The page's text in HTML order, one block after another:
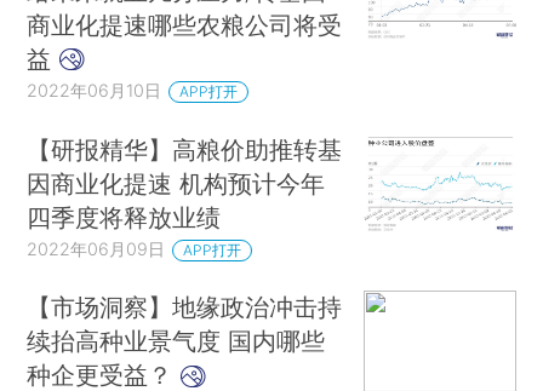
商业化提速哪些农粮公司将受
益
2022年06月10日 APP打开
【研报精华】高粮价助推转基
因商业化提速 机构预计今年
四季度将释放业绩
2022年06月09日 APP打开
【市场洞察】地缘政治冲击持
续抬高种业景气度 国内哪些
种企更受益？